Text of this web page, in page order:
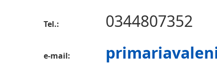
Tel.: 0344807352
e-mail: